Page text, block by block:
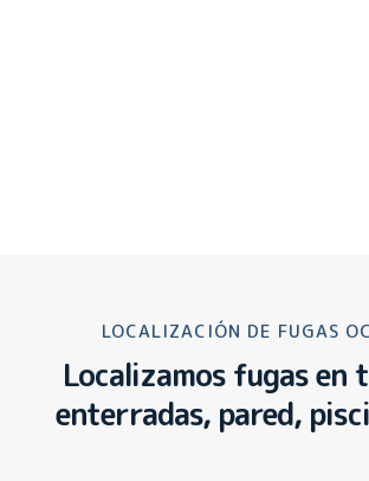
LOCALIZACIÓN DE FUGAS
Localizamos fugas en
enterradas, pared,